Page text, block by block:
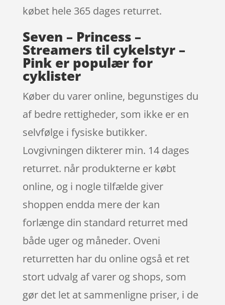
købet hele 365 dages returret.
Seven – Princess –
Streamers til cykelstyr –
Pink er populær for
cyklister
Køber du varer online, begunstiges du
af bedre rettigheder, som ikke er en
selvfølge i fysiske butikker.
Lovgivningen dikterer min. 14 dages
returret. når produkterne er købt
online, og i nogle tilfælde giver
shoppen endda mere der kan
forlænge din standard returret med
både uger og måneder. Oveni
returretten har du online også et ret
stort udvalg af varer og shops, som
gør det let at sammenligne priser, i de